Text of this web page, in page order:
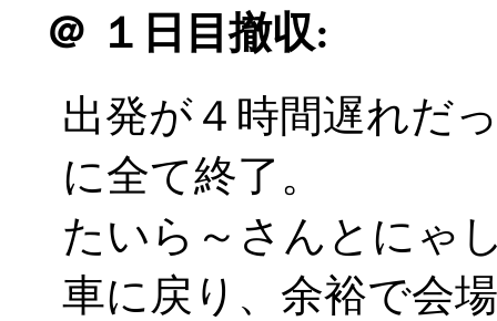
＠ １日目撤収:
出発が４時間遅れだ
に全て終了。
たいら～さんとにゃ
車に戻り、余裕で会